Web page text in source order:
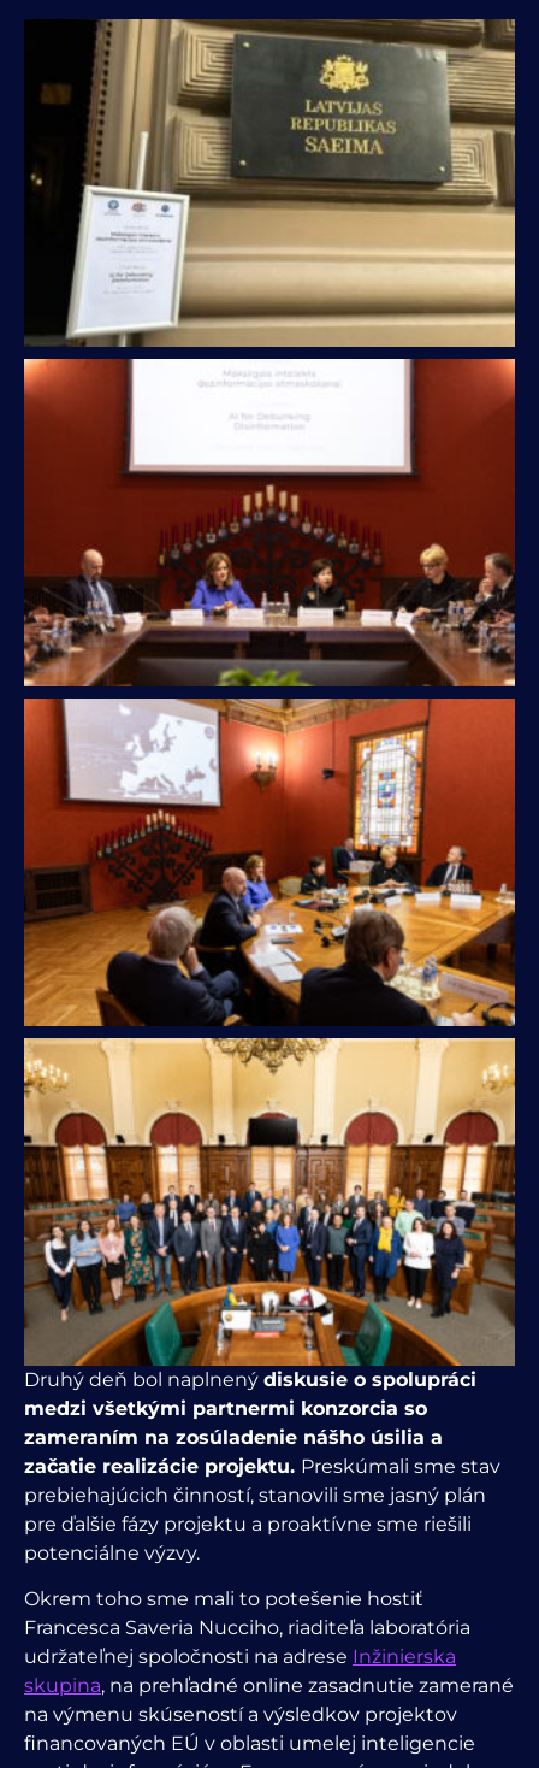
Druhý deň bol naplnený diskusie o spolupráci
medzi všetkými partnermi konzorcia so
zameraním na zosúladenie nášho úsilia a
začatie realizácie projektu. Preskúmali sme stav
prebiehajúcich činností, stanovili sme jasný plán
pre ďalšie fázy projektu a proaktívne sme riešili
potenciálne výzvy.
Okrem toho sme mali to potešenie hostiť
Francesca Saveria Nucciho, riaditeľa laboratória
udržateľnej spoločnosti na adrese Inžinierska
skupina, na prehľadné online zasadnutie zamerané
na výmenu skúseností a výsledkov projektov
financovaných EÚ v oblasti umelej inteligencie